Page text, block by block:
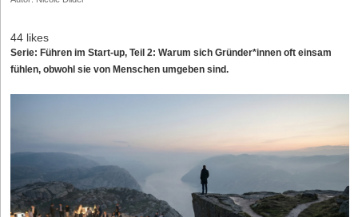
44 likes
Serie: Führen im Start-up, Teil 2: Warum sich Gründer*innen oft einsam
fühlen, obwohl sie von Menschen umgeben sind.